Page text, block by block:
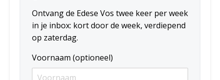
Ontvang de Edese Vos twee keer per week
in je inbox: kort door de week, verdiepend
op zaterdag.
Voornaam (optioneel)